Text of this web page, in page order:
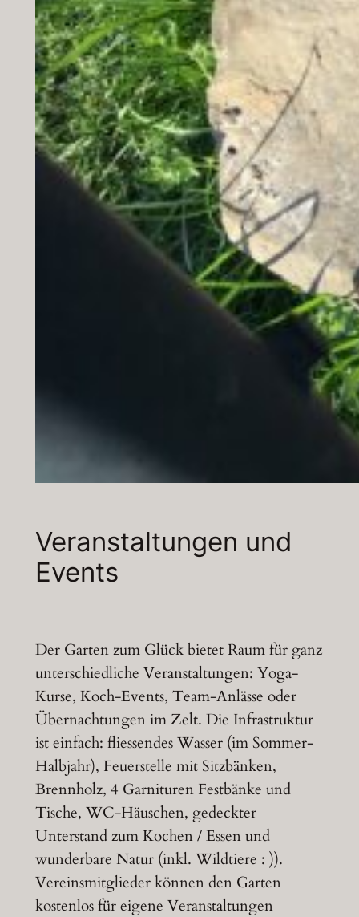
Veranstaltungen und
Events
Der Garten zum Glück bietet Raum für ganz
unterschiedliche Veranstaltungen: Yoga-
Kurse, Koch-Events, Team-Anlässe oder
Übernachtungen im Zelt. Die Infrastruktur
ist einfach: fliessendes Wasser (im Sommer-
Halbjahr), Feuerstelle mit Sitzbänken,
Brennholz, 4 Garnituren Festbänke und
Tische, WC-Häuschen, gedeckter
Unterstand zum Kochen / Essen und
wunderbare Natur (inkl. Wildtiere : )).
Vereinsmitglieder können den Garten
kostenlos für eigene Veranstaltungen